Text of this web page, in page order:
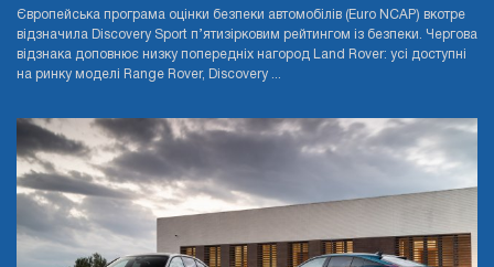
Європейська програма оцінки безпеки автомобілів (Euro NCAP) вкотре
відзначила Discovery Sport п’ятизірковим рейтингом із безпеки. Чергова
відзнака доповнює низку попередніх нагород Land Rover: усі доступні
на ринку моделі Range Rover, Discovery ...